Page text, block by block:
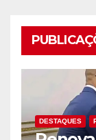
DESTAQUES